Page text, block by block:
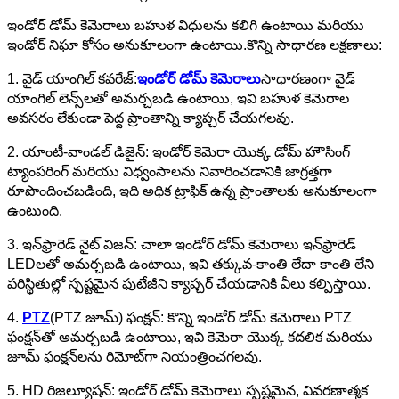
ఇండోర్ డోమ్ కెమెరాలు బహుళ విధులను కలిగి ఉంటాయి మరియు
ఇండోర్ నిఘా కోసం అనుకూలంగా ఉంటాయి.కొన్ని సాధారణ లక్షణాలు:
1. వైడ్ యాంగిల్ కవరేజ్:ఇండోర్ డోమ్ కెమెరాలుసాధారణంగా వైడ్
యాంగిల్ లెన్స్‌లతో అమర్చబడి ఉంటాయి, ఇవి బహుళ కెమెరాల
అవసరం లేకుండా పెద్ద ప్రాంతాన్ని క్యాప్చర్ చేయగలవు.
2. యాంటీ-వాండల్ డిజైన్: ఇండోర్ కెమెరా యొక్క డోమ్ హౌసింగ్
ట్యాంపరింగ్ మరియు విధ్వంసాలను నివారించడానికి జాగ్రత్తగా
రూపొందించబడింది, ఇది అధిక ట్రాఫిక్ ఉన్న ప్రాంతాలకు అనుకూలంగా
ఉంటుంది.
3. ఇన్‌ఫ్రారెడ్ నైట్ విజన్: చాలా ఇండోర్ డోమ్ కెమెరాలు ఇన్‌ఫ్రారెడ్
LEDలతో అమర్చబడి ఉంటాయి, ఇవి తక్కువ-కాంతి లేదా కాంతి లేని
పరిస్థితుల్లో స్పష్టమైన ఫుటేజీని క్యాప్చర్ చేయడానికి వీలు కల్పిస్తాయి.
4. PTZ(PTZ జూమ్) ఫంక్షన్: కొన్ని ఇండోర్ డోమ్ కెమెరాలు PTZ
ఫంక్షన్‌తో అమర్చబడి ఉంటాయి, ఇవి కెమెరా యొక్క కదలిక మరియు
జూమ్ ఫంక్షన్‌లను రిమోట్‌గా నియంత్రించగలవు.
5. HD రిజల్యూషన్: ఇండోర్ డోమ్ కెమెరాలు స్పష్టమైన, వివరణాత్మక